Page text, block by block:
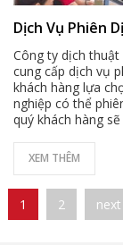
Dịch Vụ Phiên
Công ty dịch
cung cấp dịch vụ
khách hàng lựa
nghiệp có thể
quý khách hàng
XEM THÊM
Pages
1 2 next